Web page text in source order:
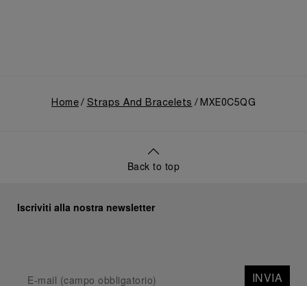
Home Straps And Bracelets MXE0C5QG
Back to top
Iscriviti alla nostra newsletter
INVIA